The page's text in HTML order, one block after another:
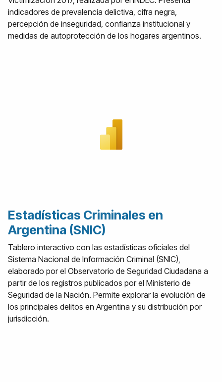
indicadores de prevalencia delictiva, cifra negra,
percepción de inseguridad, confianza institucional y
medidas de autoprotección de los hogares argentinos.
Estadísticas Criminales en
Argentina (SNIC)
Tablero interactivo con las estadísticas oficiales del
Sistema Nacional de Información Criminal (SNIC),
elaborado por el Observatorio de Seguridad Ciudadana a
partir de los registros publicados por el Ministerio de
Seguridad de la Nación. Permite explorar la evolución de
los principales delitos en Argentina y su distribución por
jurisdicción.